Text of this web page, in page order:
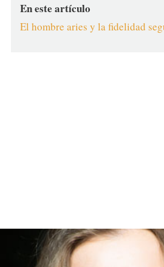
En este artículo
El hombre aries y la fidelidad